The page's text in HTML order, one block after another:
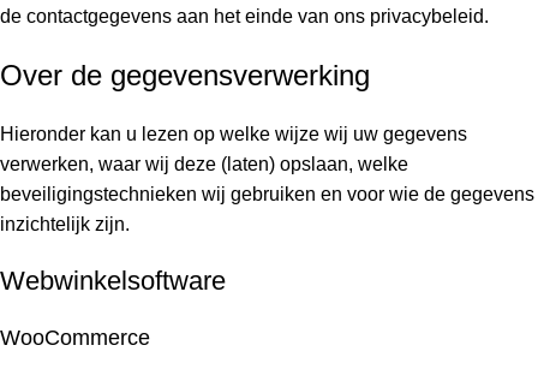
de contactgegevens aan het einde van ons privacybeleid.
Over de gegevensverwerking
Hieronder kan u lezen op welke wijze wij uw gegevens
verwerken, waar wij deze (laten) opslaan, welke
beveiligingstechnieken wij gebruiken en voor wie de gegevens
inzichtelijk zijn.
Webwinkelsoftware
WooCommerce